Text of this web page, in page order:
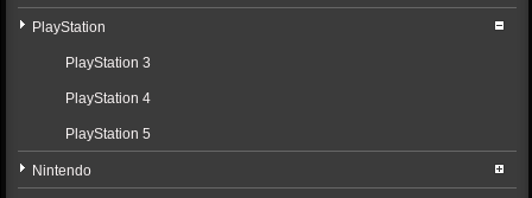
PlayStation
PlayStation 3
PlayStation 4
PlayStation 5
Nintendo